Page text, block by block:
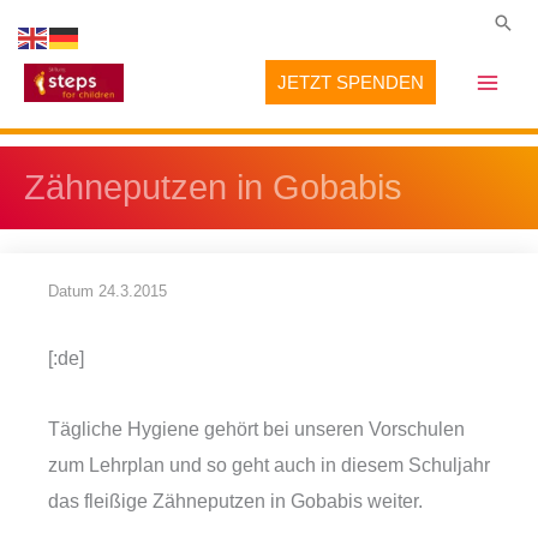
Inhalt
springen
JETZT SPENDEN
Zähneputzen in Gobabis
Datum 24.3.2015
[:de]
Tägliche Hygiene gehört bei unseren Vorschulen
zum Lehrplan und so geht auch in diesem Schuljahr
das fleißige Zähneputzen in Gobabis weiter.